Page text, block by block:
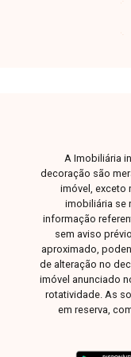
conhecer
pessoalmente
A Imobiliária
decoração são
imóvel, exceto
imobiliária se
informação
sem aviso
aproximado,
de alteração no
imóvel anunciado
rotatividade. As
em reserva,